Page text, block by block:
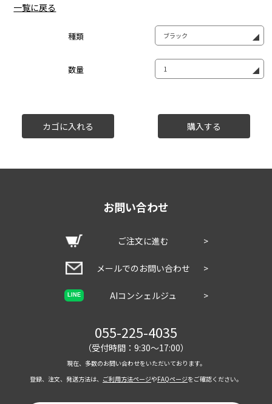
一覧に戻る
種類
数量
お問い合わせ
ご注文に進む >
メールでのお問い合わせ >
LINE AIコンシェルジュ >
055-225-4035
（受付時間：9:30～17:00）
現在、多数のお問い合わせをいただいております。
登録、注文、発送方法は、 ご利用方法ページやFAQページをご確認ください。